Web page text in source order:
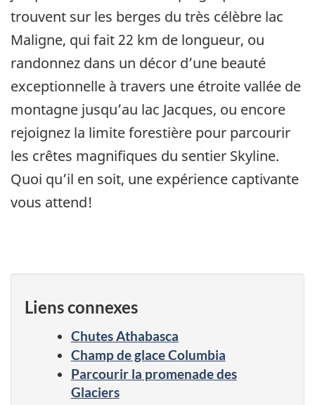
trouvent sur les berges du très célèbre lac
Maligne, qui fait 22 km de longueur, ou
randonnez dans un décor d’une beauté
exceptionnelle à travers une étroite vallée de
montagne jusqu’au lac Jacques, ou encore
rejoignez la limite forestière pour parcourir
les crêtes magnifiques du sentier Skyline.
Quoi qu’il en soit, une expérience captivante
vous attend!
Liens connexes
Chutes Athabasca
Champ de glace Columbia
Parcourir la promenade des
Glaciers